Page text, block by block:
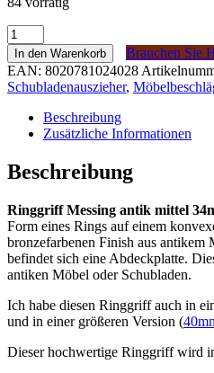
Ringgreep
Messing
antiek
midden
34mm
Menge
In den Warenkorb
Brauchen Sie
EAN: 8020781024028
Schubladenauszieher,
Beschreibung
Zusätzliche Informationen
Beschreibung
Ringgriff Messing antik mittel
Form eines Rings auf einem
bronzefarbenen Finish aus antikem
befindet sich eine Abdeckplatte.
antiken Möbel oder Schubladen.
Ich habe diesen Ringgriff auch in
und in einer größeren Version (
Dieser hochwertige Ringgriff wird